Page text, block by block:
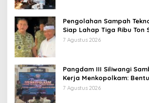
Pengolahan Sampah
Siap Lahap Tiga Ribu Ton
Jawa Barat
7 Agustus 2026
Pangdam III Siliwangi
Kerja Menkopolkam:
Pemerintah
7 Agustus 2026